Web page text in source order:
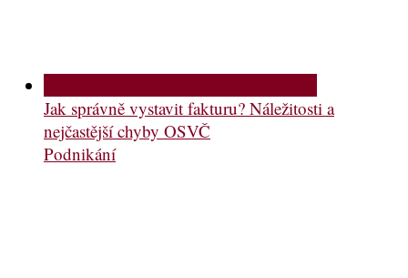
Jak správně vystavit fakturu? Náležitosti a
nejčastější chyby OSVČ
Podnikání